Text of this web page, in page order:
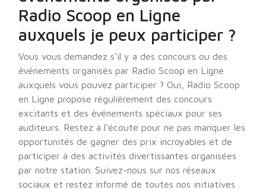
Radio Scoop en Ligne
auxquels je peux participer ?
Vous vous demandez s’il y a des concours ou des
événements organisés par Radio Scoop en Ligne
auxquels vous pouvez participer ? Oui, Radio Scoop
en Ligne propose régulièrement des concours
excitants et des événements spéciaux pour ses
auditeurs. Restez à l’écoute pour ne pas manquer les
opportunités de gagner des prix incroyables et de
participer à des activités divertissantes organisées
par notre station. Suivez-nous sur nos réseaux
sociaux et restez informé de toutes nos initiatives